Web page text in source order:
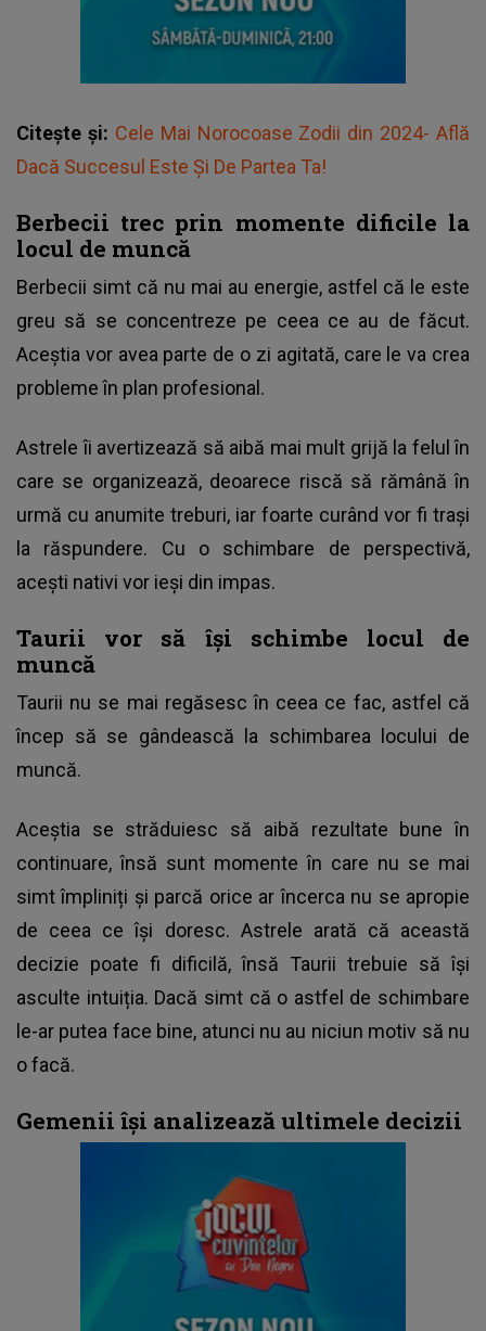
Citește și: Cele Mai Norocoase Zodii din 2024- Află
Dacă Succesul Este Și De Partea Ta!
Berbecii trec prin momente dificile la
locul de muncă
Berbecii simt că nu mai au energie, astfel că le este
greu să se concentreze pe ceea ce au de făcut.
Aceștia vor avea parte de o zi agitată, care le va crea
probleme în plan profesional.
Astrele îi avertizează să aibă mai mult grijă la felul în
care se organizează, deoarece riscă să rămână în
urmă cu anumite treburi, iar foarte curând vor fi trași
la răspundere. Cu o schimbare de perspectivă,
acești nativi vor ieși din impas.
Taurii vor să își schimbe locul de
muncă
Taurii nu se mai regăsesc în ceea ce fac, astfel că
încep să se gândească la schimbarea locului de
muncă.
Aceștia se străduiesc să aibă rezultate bune în
continuare, însă sunt momente în care nu se mai
simt împliniți și parcă orice ar încerca nu se apropie
de ceea ce își doresc. Astrele arată că această
decizie poate fi dificilă, însă Taurii trebuie să își
asculte intuiția. Dacă simt că o astfel de schimbare
le-ar putea face bine, atunci nu au niciun motiv să nu
o facă.
Gemenii își analizează ultimele decizii